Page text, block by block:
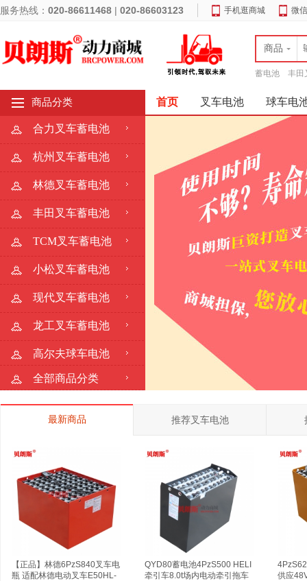
服务热线： 020-86611468 | 020-86603123 手机逛商城 微
商品
蓄电池 丰田
商品分类
合力叉车蓄电池
杭州叉车蓄电池
林德叉车蓄电池
丰田叉车蓄电池
TCM叉车蓄电池
小松叉车蓄电池
现代叉车蓄电池
龙工叉车蓄电池
高尔夫球车电池
全部商品分类
首页 叉车电池 球车电
最新商品 推荐叉车电池
【正品】林德6PzS840叉车电
瓶 适配林德电动叉车E50HL-
QYD80蓄电池4PzS500 HELI
牵引车8.0t场内电动牵引拖车
供应